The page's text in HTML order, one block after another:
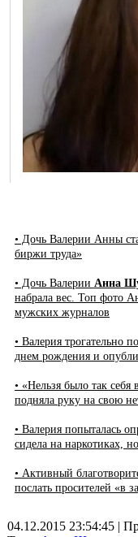
• Дочь Валерии Анны
биржи труда»
• Дочь Валерии Анна
набрала вес. Топ фото
мужских журналов
• Валерия трогательно
днем рождения и
• «Нельзя было так себя
подняла руку на свою
• Валерия попыталась
сидела на наркотиках,
• Активный
послать просителей «в
04.12.2015 23:54:45 |